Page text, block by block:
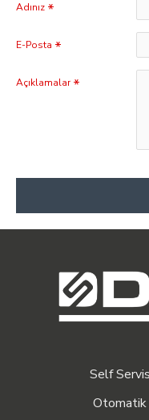
Adınız
E-Posta
Açıklamalar
Self
Otomatik